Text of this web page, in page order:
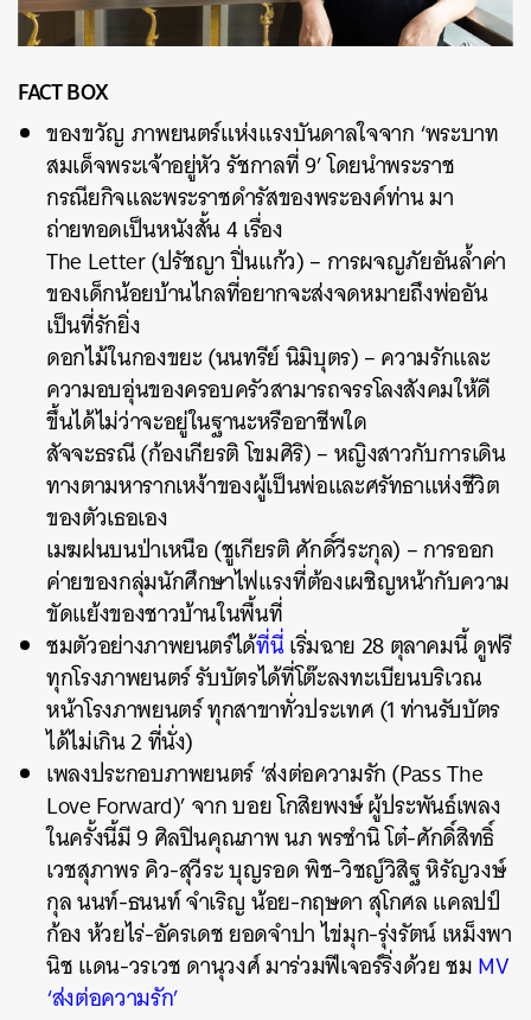
FACT BOX
ของขวัญ ภาพยนตร์แห่งแรงบันดาลใจจาก ‘พระบาท
สมเด็จพระเจ้าอยู่หัว รัชกาลที่ 9’ โดยนำพระราช
กรณียกิจและพระราชดำรัสของพระองค์ท่าน มา
ถ่ายทอดเป็นหนังสั้น 4 เรื่อง
The Letter (ปรัชญา ปิ่นแก้ว) – การผจญภัยอันล้ำค่า
ของเด็กน้อยบ้านไกลที่อยากจะส่งจดหมายถึงพ่ออัน
เป็นที่รักยิ่ง
ดอกไม้ในกองขยะ (นนทรีย์ นิมิบุตร) – ความรักและ
ความอบอุ่นของครอบครัวสามารถจรรโลงสังคมให้ดี
ขึ้นได้ไม่ว่าจะอยู่ในฐานะหรืออาชีพใด
สัจจะธรณี (ก้องเกียรติ โขมศิริ) – หญิงสาวกับการเดิน
ทางตามหารากเหง้าของผู้เป็นพ่อและศรัทธาแห่งชีวิต
ของตัวเธอเอง
เมฆฝนบนป่าเหนือ (ชูเกียรติ ศักดิ์วีระกุล) – การออก
ค่ายของกลุ่มนักศึกษาไฟแรงที่ต้องเผชิญหน้ากับความ
ขัดแย้งของชาวบ้านในพื้นที่
ชมตัวอย่างภาพยนตร์ได้ที่นี่เริ่มฉาย 28 ตุลาคมนี้ ดูฟรี
ทุกโรงภาพยนตร์ รับบัตรได้ที่โต๊ะลงทะเบียนบริเวณ
หน้าโรงภาพยนตร์ ทุกสาขาทั่วประเทศ (1 ท่านรับบัตร
ได้ไม่เกิน 2 ที่นั่ง)
เพลงประกอบภาพยนตร์ ‘ส่งต่อความรัก (Pass The
Love Forward)’ จาก บอย โกสิยพงษ์ ผู้ประพันธ์เพลง
ในครั้งนี้มี 9 ศิลปินคุณภาพ นภ พรชำนิ โต๋-ศักดิ์สิทธิ์
เวชสุภาพร คิว-สุวีระ บุญรอด พิช-วิชญ์วิสิฐ หิรัญวงษ์
กุล นนท์-ธนนท์ จำเริญ น้อย-กฤษดา สุโกศล แคลปป์
ก้อง ห้วยไร่-อัครเดช ยอดจำปา ไข่มุก-รุ่งรัตน์ เหม็งพา
นิช แดน-วรเวช ดานุวงศ์ มาร่วมฟีเจอร์ริ่งด้วย ชมMV
‘ส่งต่อความรัก’